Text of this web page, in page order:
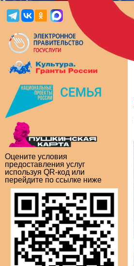
Оцените условия
предоставления услуг
используя QR-код или
перейдите по ссылке ниже